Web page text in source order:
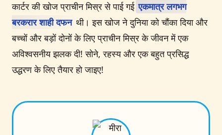
कार्टर की खोज प्राचीन मिस्र से पाई गई एकमात्र लगभग
बरकरार शाही दफन थी। इस खोज ने दुनिया को चौंका दिया और
बच्चों और बड़ों दोनों के लिए प्राचीन मिस्र के जीवन में एक
अविश्वसनीय झलक दी! सोने, रहस्य और एक बहुत प्रसिद्ध
उद्धरण के लिए तैयार हो जाइए!